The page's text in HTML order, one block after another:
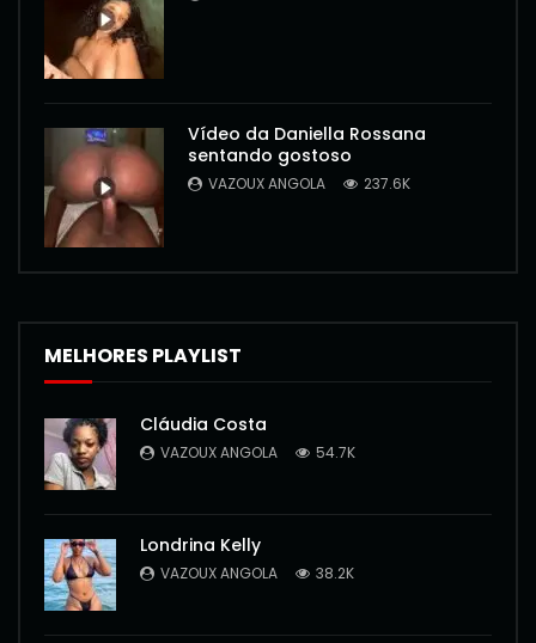
Vídeo da Daniella Rossana
sentando gostoso
VAZOUX ANGOLA 237.6K
MELHORES PLAYLIST
Cláudia Costa
VAZOUX ANGOLA 54.7K
Londrina Kelly
VAZOUX ANGOLA 38.2K